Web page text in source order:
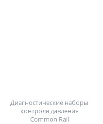
Диагностические наборы
контроля давления
Common Rail